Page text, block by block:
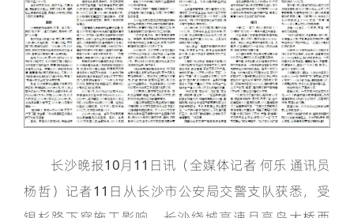
长沙晚报10月11日讯（全媒体记者 何乐 通讯员
杨哲）记者11日从长沙市公安局交警支队获悉，受